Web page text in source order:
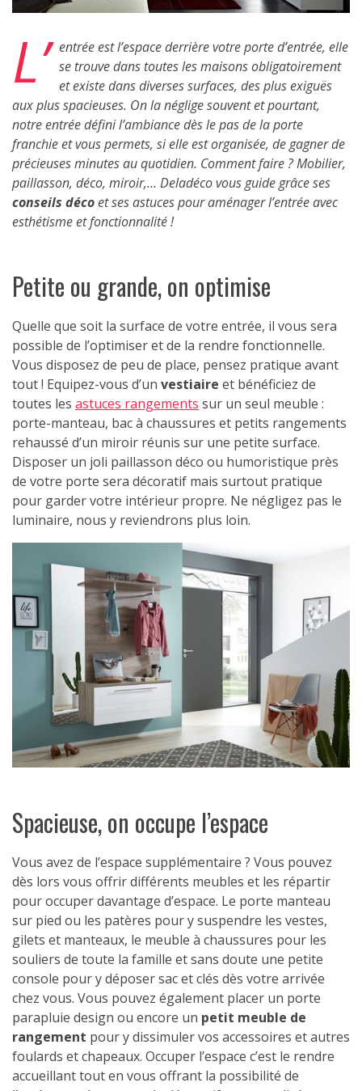
L’ entrée est l’espace derrière votre porte d’entrée, elle
se trouve dans toutes les maisons obligatoirement
et existe dans diverses surfaces, des plus exiguës
aux plus spacieuses. On la néglige souvent et pourtant,
notre entrée défini l’ambiance dès le pas de la porte
franchie et vous permets, si elle est organisée, de gagner de
précieuses minutes au quotidien. Comment faire ? Mobilier,
paillasson, déco, miroir,… Deladéco vous guide grâce ses
conseils décoet ses astuces pour aménager l’entrée avec
esthétisme et fonctionnalité !
Petite ou grande, on optimise
Quelle que soit la surface de votre entrée, il vous sera
possible de l’optimiser et de la rendre fonctionnelle.
Vous disposez de peu de place, pensez pratique avant
tout ! Equipez-vous d’un vestiaire et bénéficiez de
toutes les astuces rangements sur un seul meuble :
porte-manteau, bac à chaussures et petits rangements
rehaussé d’un miroir réunis sur une petite surface.
Disposer un joli paillasson déco ou humoristique près
de votre porte sera décoratif mais surtout pratique
pour garder votre intérieur propre. Ne négligez pas le
luminaire, nous y reviendrons plus loin.
Spacieuse, on occupe l’espace
Vous avez de l’espace supplémentaire ? Vous pouvez
dès lors vous offrir différents meubles et les répartir
pour occuper davantage d’espace. Le porte manteau
sur pied ou les patères pour y suspendre les vestes,
gilets et manteaux, le meuble à chaussures pour les
souliers de toute la famille et sans doute une petite
console pour y déposer sac et clés dès votre arrivée
chez vous. Vous pouvez également placer un porte
parapluie design ou encore un petit meuble de
rangement pour y dissimuler vos accessoires et autres
foulards et chapeaux. Occuper l’espace c’est le rendre
accueillant tout en vous offrant la possibilité de